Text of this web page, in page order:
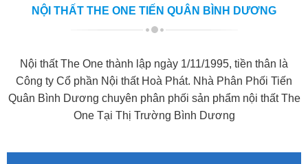
NỘI THẤT THE ONE TIẾN QUÂN BÌNH DƯƠNG
Nội thất The One thành lập ngày 1/11/1995, tiền thân là
Công ty Cổ phần Nội thất Hoà Phát. Nhà Phân Phối Tiến
Quân Bình Dương chuyên phân phối sản phẩm nội thất The
One Tại Thị Trường Bình Dương